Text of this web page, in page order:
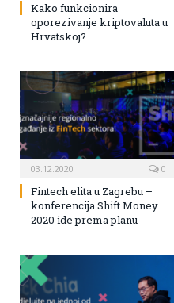
Kako funkcionira
oporezivanje kriptovaluta u
Hrvatskoj?
03.12.2020 0
Fintech elita u Zagrebu –
konferencija Shift Money
2020 ide prema planu